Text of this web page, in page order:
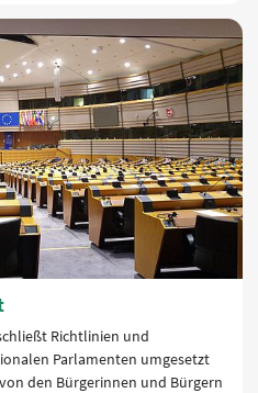
Richtlinien und
Parlamenten umgesetzt
den Bürgerinnen und Bürgern